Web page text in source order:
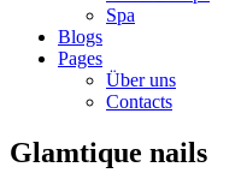
Spa
Blogs
Pages
Über uns
Contacts
Glamtique nails